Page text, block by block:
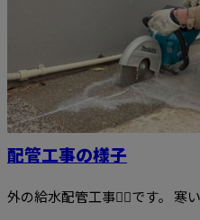
配管工事の様子
外の給水配管工事👷‍♂️です。 寒